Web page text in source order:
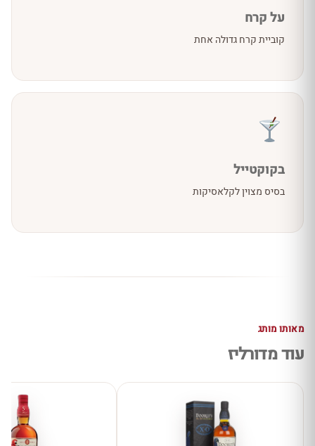
על קרח
קוביית קרח גדולה אחת
בקוקטייל
בסיס מצוין לקלאסיקות
מאותו מותג
עוד מדורליז